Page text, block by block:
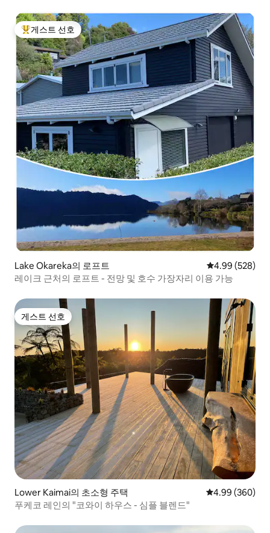
상위 게스트 선호
게스트 선호
Lake Okareka의 로프트 평점 4.99점(5
4.99 (528)
레이크 근처의 로프트 - 전망 및 호수 가장자리 이용 가능
게스트 선호
게스트 선호
Lower Kaimai의 초소형 주택 평점 4.99점(5
4.99 (360)
푸케코 레인의 "코와이 하우스 - 심플 블렌드"